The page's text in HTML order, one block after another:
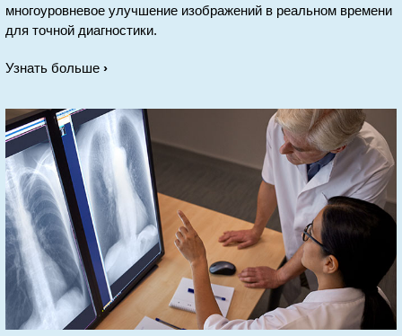
многоуровневое улучшение изображений в реальном времени
для точной диагностики.
Узнать больше